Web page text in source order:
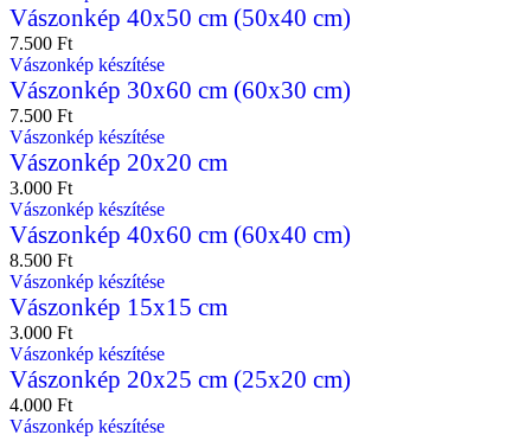
Vászonkép 40x50 cm (50x40 cm)
7.500 Ft
Vászonkép készítése
Vászonkép 30x60 cm (60x30 cm)
7.500 Ft
Vászonkép készítése
Vászonkép 20x20 cm
3.000 Ft
Vászonkép készítése
Vászonkép 40x60 cm (60x40 cm)
8.500 Ft
Vászonkép készítése
Vászonkép 15x15 cm
3.000 Ft
Vászonkép készítése
Vászonkép 20x25 cm (25x20 cm)
4.000 Ft
Vászonkép készítése